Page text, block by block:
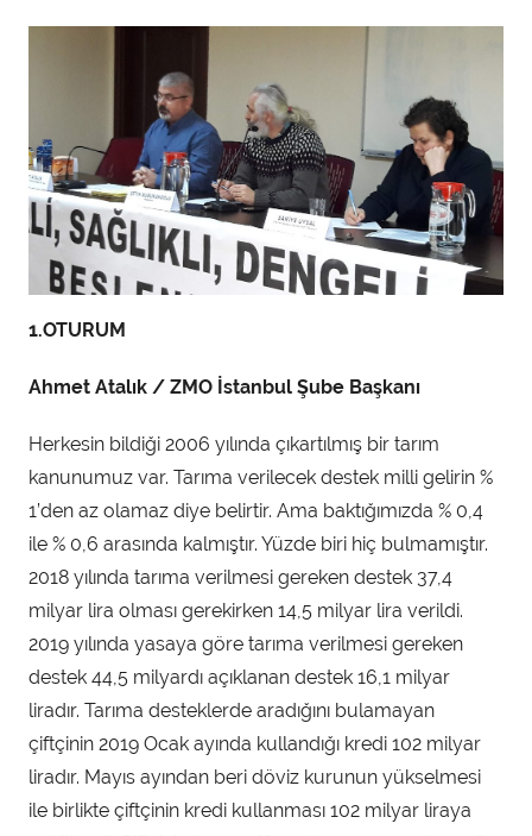
1.OTURUM
Ahmet Atalık / ZMO İstanbul Şube Başkanı
Herkesin bildiği 2006 yılında çıkartılmış bir tarım
kanunumuz var. Tarıma verilecek destek milli gelirin %
1’den az olamaz diye belirtir. Ama baktığımızda % 0,4
ile % 0,6 arasında kalmıştır. Yüzde biri hiç bulmamıştır.
2018 yılında tarıma verilmesi gereken destek 37,4
milyar lira olması gerekirken 14,5 milyar lira verildi.
2019 yılında yasaya göre tarıma verilmesi gereken
destek 44,5 milyardı açıklanan destek 16,1 milyar
liradır. Tarıma desteklerde aradığını bulamayan
çiftçinin 2019 Ocak ayında kullandığı kredi 102 milyar
liradır. Mayıs ayından beri döviz kurunun yükselmesi
ile birlikte çiftçinin kredi kullanması 102 milyar liraya